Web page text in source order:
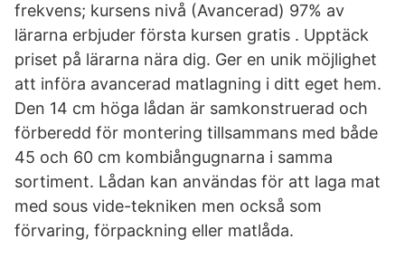
frekvens; kursens nivå (Avancerad) 97% av
lärarna erbjuder första kursen gratis . Upptäck
priset på lärarna nära dig. Ger en unik möjlighet
att införa avancerad matlagning i ditt eget hem.
Den 14 cm höga lådan är samkonstruerad och
förberedd för montering tillsammans med både
45 och 60 cm kombiångugnarna i samma
sortiment. Lådan kan användas för att laga mat
med sous vide-tekniken men också som
förvaring, förpackning eller matlåda.